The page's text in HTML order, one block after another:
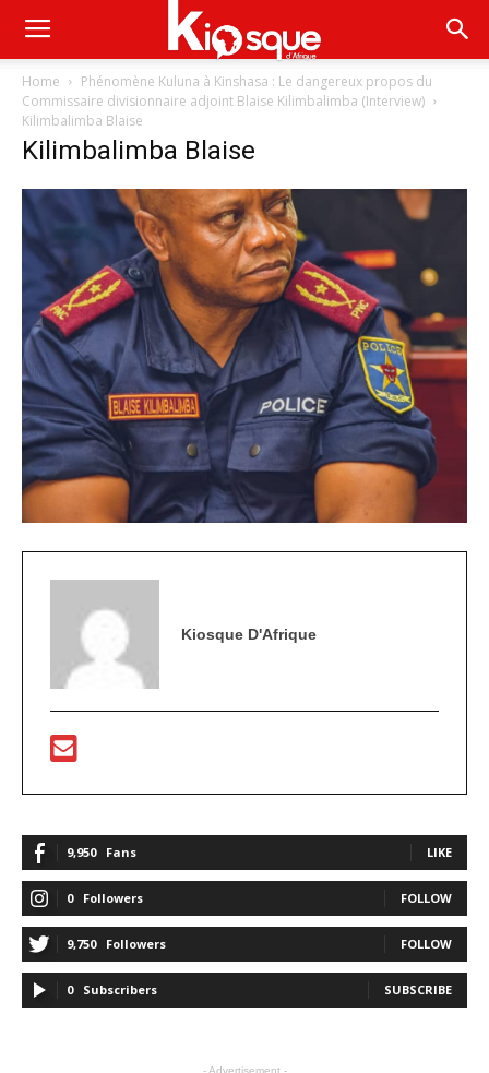
Home
Phénomène Kuluna à Kinshasa : Le dangereux propos du
Commissaire divisionnaire adjoint Blaise Kilimbalimba (Interview)
Kilimbalimba Blaise
Kilimbalimba Blaise
Kiosque D'Afrique
9,950 Fans LIKE
0 Followers FOLLOW
9,750 Followers FOLLOW
0 Subscribers SUBSCRIBE
- Advertisement -